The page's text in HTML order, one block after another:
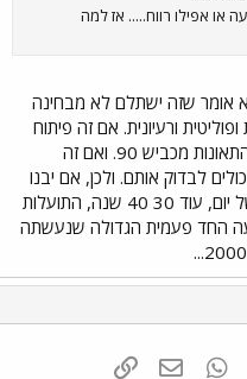
אפילו רווח..... אז למה
אומר שזה ישתלם לא מבחינה
ורעיונית. אם זה פיתוח
הנגב, ואם זה הורדת כמות התאונות מכביש 90. ואם זה
לבדוק אותם. ולכן, אם יבנו
את מסילת הברזל, בסופו של יום, עוד 30 40 שנה, התועלות
החד פעמית הגדולה שנעשתה
Tumblr
WhatsAppדואר אלקטרוני